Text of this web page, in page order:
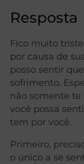
Resposta
Fico muito
por causa de
posso sentir
sofrimento.
não somente te
você possa
tem por você.
Primeiro,
o único a se